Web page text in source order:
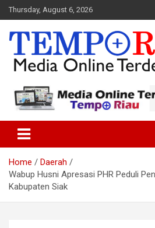
Skip
to
content
Thursday, August 6, 2026
Tempo Riau
Home
Daerah
Wabup Husni Apresasi PHR Peduli
Kabupaten Siak